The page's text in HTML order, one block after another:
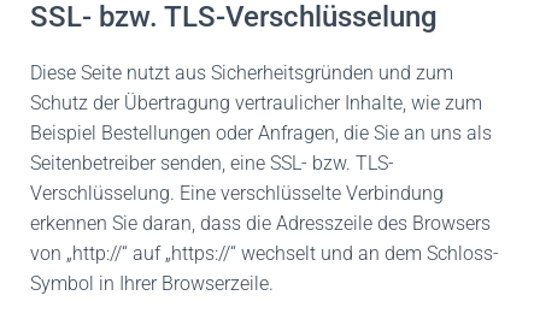
SSL- bzw. TLS-Verschlüsselung
Diese Seite nutzt aus Sicherheitsgründen und zum
Schutz der Übertragung vertraulicher Inhalte, wie zum
Beispiel Bestellungen oder Anfragen, die Sie an uns als
Seitenbetreiber senden, eine SSL- bzw. TLS-
Verschlüsselung. Eine verschlüsselte Verbindung
erkennen Sie daran, dass die Adresszeile des Browsers
von „http://“ auf „https://“ wechselt und an dem Schloss-
Symbol in Ihrer Browserzeile.